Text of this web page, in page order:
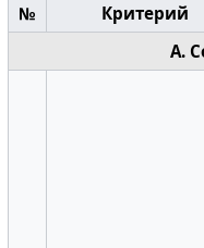
№ Критерий
А.